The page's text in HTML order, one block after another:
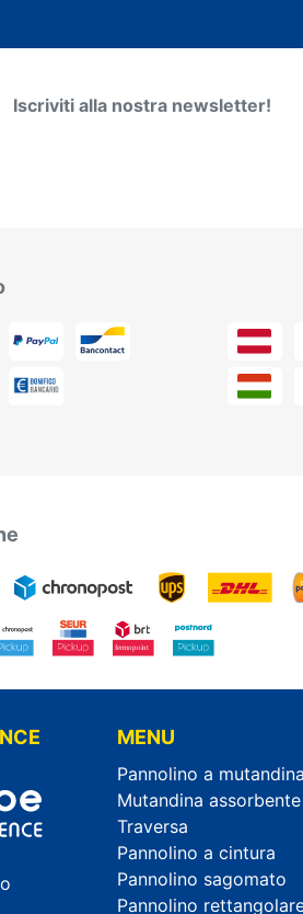
Iscriviti alla nostra newsletter!
MENU
Pannolino a mutandina
Mutandina assorbente
Traversa
Pannolino a cintura
Pannolino sagomato
Pannolino